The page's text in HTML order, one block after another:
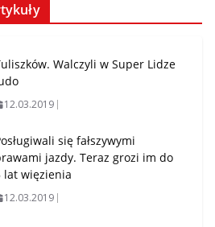
Walczyli w Super Lidze
12.03.2019
się fałszywymi
jazdy. Teraz grozi im do
lat więzienia
12.03.2019